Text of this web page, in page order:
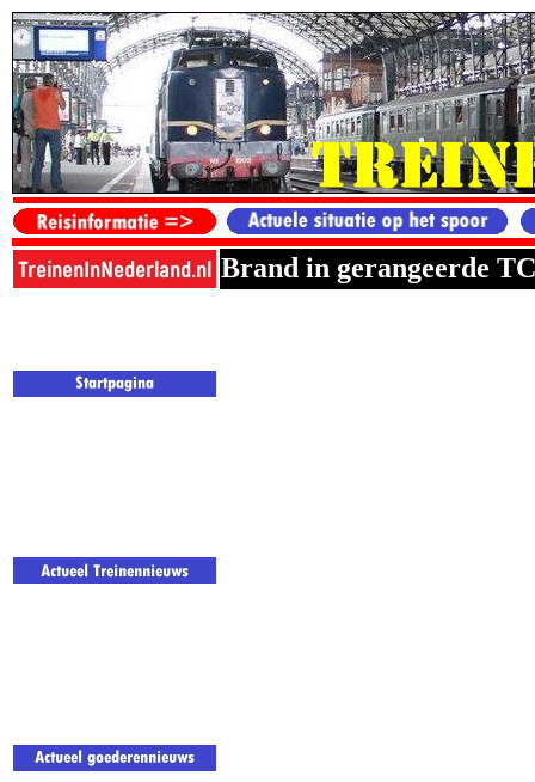
Brand in gerangeerde